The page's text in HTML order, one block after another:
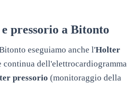
pressorio a Bitonto
eseguiamo anche l'Holter
continua dell'elettrocardiogramma
pressorio (monitoraggio della